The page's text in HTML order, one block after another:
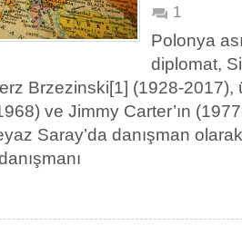
1
Polonya
diplomat,
Brzezinski[1] (1928-2017),
ve Jimmy Carter’ın
Saray’da danışman